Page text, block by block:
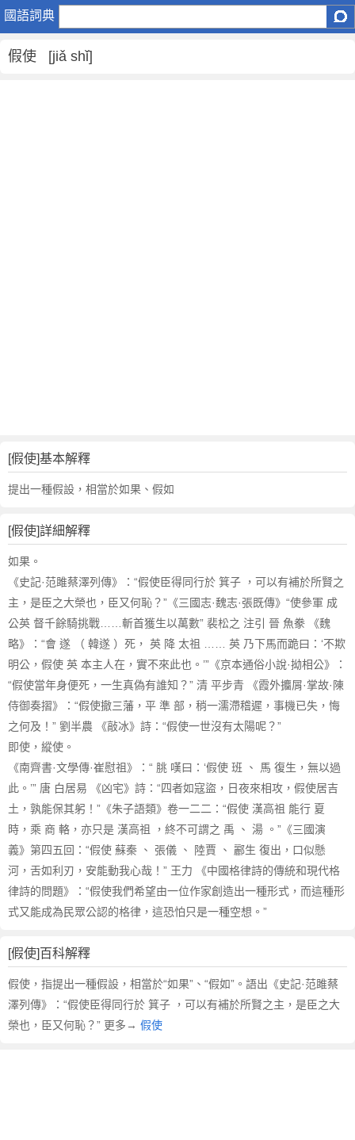
國語詞典
假
是
什
使
的
假
英
文
翻
譯
假使 [jiǎ shǐ]
[假使]基本解釋
提出一種假設，相當於如果、假如
[假使]詳細解釋
如果。
《史記·范雎蔡澤列傳》：“假使臣得同行於 箕子 ，可以有補於所賢之
主，是臣之大榮也，臣又何恥？”《三國志·魏志·張既傳》“使參軍 成
公英 督千餘騎挑戰……斬首獲生以萬數” 裴松之 注引 晉 魚豢 《魏
略》：“會 遂 （ 韓遂 ）死， 英 降 太祖 …… 英 乃下馬而跪曰：‘不欺
明公，假使 英 本主人在，實不來此也。’”《京本通俗小說·拗相公》：
“假使當年身便死，一生真偽有誰知？” 清 平步青 《霞外攟屑·掌故·陳
侍御奏摺》：“假使撤三藩，平 準 部，稍一濡滯稽遲，事機已失，悔
之何及！” 劉半農 《敲冰》詩：“假使一世沒有太陽呢？”
即使，縱使。
《南齊書·文學傳·崔慰祖》：“ 朓 嘆曰：‘假使 班 、 馬 復生，無以過
此。’” 唐 白居易 《凶宅》詩：“四者如寇盜，日夜來相攻，假使居吉
土，孰能保其躬！”《朱子語類》卷一二二：“假使 漢高祖 能行 夏
時，乘 商 輅，亦只是 漢高祖 ，終不可謂之 禹 、 湯 。”《三國演
義》第四五回：“假使 蘇秦 、 張儀 、 陸賈 、 酈生 復出，口似懸
河，舌如利刃，安能動我心哉！” 王力 《中國格律詩的傳統和現代格
律詩的問題》：“假使我們希望由一位作家創造出一種形式，而這種形
式又能成為民眾公認的格律，這恐怕只是一種空想。”
[假使]百科解釋
假使，指提出一種假設，相當於“如果”、“假如”。語出《史記·范雎蔡
澤列傳》：“假使臣得同行於 箕子 ，可以有補於所賢之主，是臣之大
榮也，臣又何恥？” 更多→ 假使